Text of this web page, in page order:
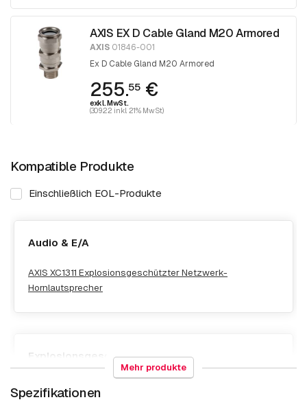
AXIS EX D Cable Gland M20 Armored
AXIS 01846-001
Ex D Cable Gland M20 Armored
255.55 €
exkl. MwSt.
(309.22 inkl. 21% MwSt)
Kompatible Produkte
Einschließlich EOL-Produkte
Audio & E/A
AXIS XC1311 Explosionsgeschützter Netzwerk-
Hornlautsprecher
Explosionsgeschützt
AXIS Excam XF Q1785
Mehr produkte
Spezifikationen